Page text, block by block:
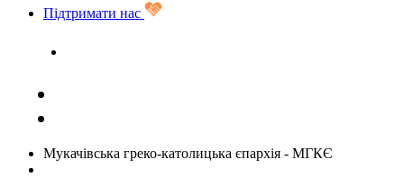
Підтримати нас
Мукачівська греко-католицька єпархія - МГКЄ